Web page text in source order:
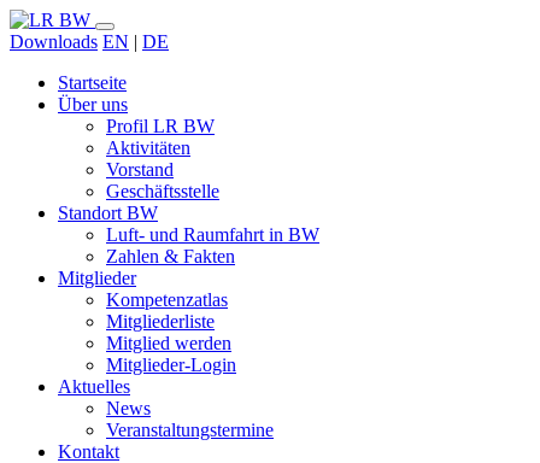
Downloads EN | DE
Startseite
Über uns
Profil LR BW
Aktivitäten
Vorstand
Geschäftsstelle
Standort BW
Luft- und Raumfahrt in BW
Zahlen & Fakten
Mitglieder
Kompetenzatlas
Mitgliederliste
Mitglied werden
Mitglieder-Login
Aktuelles
News
Veranstaltungstermine
Kontakt